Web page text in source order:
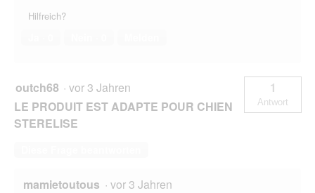
Hilfreich?
outch68 · vor 3 Jahren
LE PRODUIT EST ADAPTE POUR CHIEN
STERELISE
1
Antwort
mamietoutous · vor 3 Jahren